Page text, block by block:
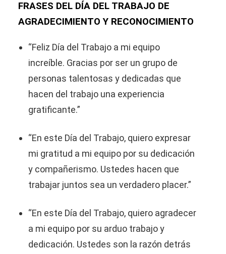
FRASES DEL DÍA DEL TRABAJO DE
AGRADECIMIENTO Y RECONOCIMIENTO
“Feliz Día del Trabajo a mi equipo
increíble. Gracias por ser un grupo de
personas talentosas y dedicadas que
hacen del trabajo una experiencia
gratificante.”
“En este Día del Trabajo, quiero expresar
mi gratitud a mi equipo por su dedicación
y compañerismo. Ustedes hacen que
trabajar juntos sea un verdadero placer.”
“En este Día del Trabajo, quiero agradecer
a mi equipo por su arduo trabajo y
dedicación. Ustedes son la razón detrás